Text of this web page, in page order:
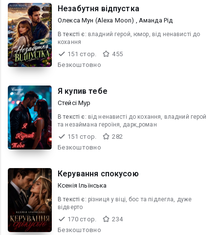
Незабутня відпустка
Олекса Мун (Alexa Moon) , Аманда Рід
В текcті є: владний герой, юмор, від ненависті до
кохання
151 стор.
455
Безкоштовно
Я купив тебе
Стейсі Мур
В текcті є: від ненависті до кохання, владний герой
та незаймана героїня, дарк_роман
151 стор.
282
Безкоштовно
Керування спокусою
Ксенія Ільїнська
В текcті є: різниця у віці, бос та підлегла, дуже
відверто
170 стор.
234
Безкоштовно